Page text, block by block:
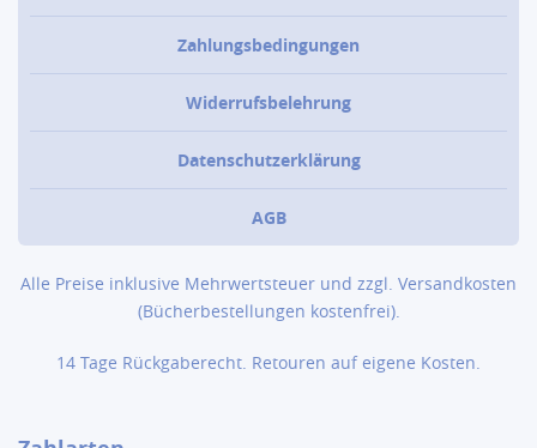
Zahlungsbedingungen
Widerrufsbelehrung
Datenschutzerklärung
AGB
Alle Preise inklusive Mehrwertsteuer und zzgl. Versandkosten
(Bücher­bestellungen kostenfrei).
14 Tage Rückgaberecht. Retouren auf eigene Kosten.